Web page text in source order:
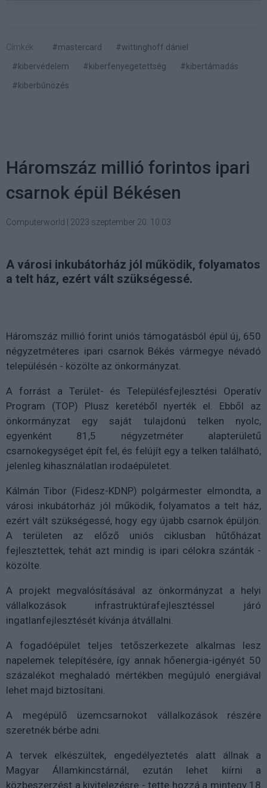
Címkék: #mastercard
#wittinghoff dániel
#kibervédelem
#kiberfenyegetettség
#kibertámadás
#kiberbűnözés
Háromszáz millió forintos ipari
csarnok épül Békésen
Computerworld 2023 szeptember 20. 10:03
A városi inkubátorház jól működik, folyamatos
a telt ház, ezért vált szükségessé.
Háromszáz millió forint uniós támogatásból épül új, 650
négyzetméteres ipari csarnok Békés vármegye névadó
településén - közölte az önkormányzat.
A forrást a Terület- és Településfejlesztési Operatív
Program (TOP) Plusz keretéből nyerték el. Ebből az
önkormányzat egy saját tulajdonú telken nyolc,
egyenként 81,5 négyzetméter alapterületű
csarnokegységet épít fel, és felújít egy a telken található,
jelenleg kihasználatlan irodaépületet.
Kálmán Tibor (Fidesz-KDNP) polgármester elmondta, a
városi inkubátorház jól működik, folyamatos a telt ház,
ezért vált szükségessé, hogy egy újabb csarnok épüljön.
A területen az előző uniós ciklusban hűtőházat
fejlesztettek, tehát azt mindig is ipari célokra szánták -
közölte.
A projekt megvalósításával az önkormányzat a helyi
vállalkozások infrastruktúrafejlesztéssel járó
ingatlanfejlesztését kívánja átvállalni.
A fogadóépület teljes tetőszerkezete alkalmas lesz
napelemek telepítésére, így annak hőenergia-igényét 50
százalékot meghaladó mértékben megújuló energiával
lehet majd biztosítani.
A megépülő üzemcsarnokot vállalkozások részére
szeretnék bérbe adni.
A tervek elkészültek, engedélyeztetés alatt állnak a
Magyar Államkincstárnál, ezután lehet kiírni a
közbeszerzést a kivitelezésre - tette hozzá a mintegy 18